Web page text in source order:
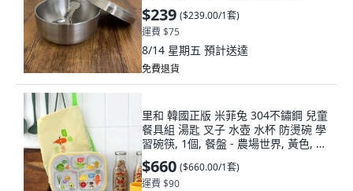
$239 ($239.00/1套)
運費 $75
8/14 星期五 預計送達
免費退貨
里和 韓國正版 米菲兔 304不鏽鋼 兒童
餐具組 湯匙 叉子 水壺 水杯 防燙碗 學
習碗筷, 1個, 餐盤 - 農場世界, 黃色, 餐
盤
$660 ($660.00/1套)
運費 $90